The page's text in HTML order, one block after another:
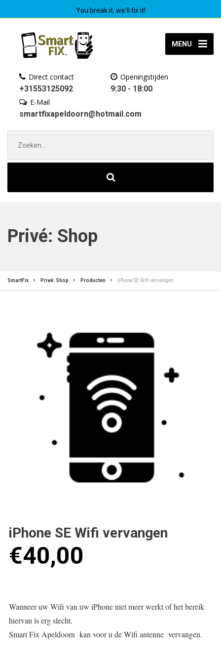
You break it, we'll fix it!
MENU
Direct contact
+31553125092
Openingstijden
9:30 - 18:00
E-Mail
smartfixapeldoorn@hotmail.com
naar:
Privé: Shop
SmartFix Privé: Shop Producten iPhone SE Wifi vervangen
iPhone SE Wifi vervangen
€40,00
Wanneer uw Wifi van uw iPhone niet meer werkt of het bereik
hiervan is erg slecht.
Smart Fix Apeldoorn kan voor u de Wifi antenne vervangen.